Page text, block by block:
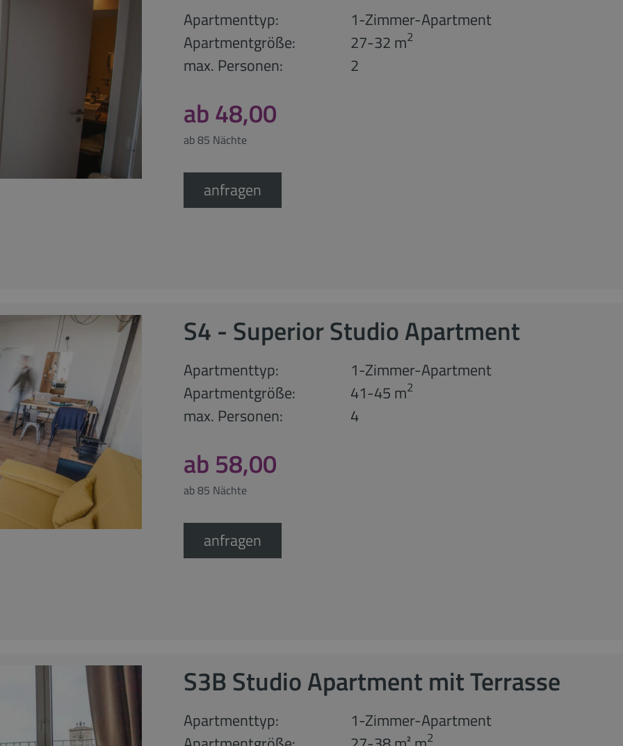
Apartmenttyp:
1-Zimmer-Apartment
Apartmentgröße:
27-32 m2
max. Personen: 2
ab 48,00
ab 85 Nächte
anfragen
S4 - Superior Studio Apartment
Apartmenttyp:
1-Zimmer-Apartment
Apartmentgröße:
41-45 m2
max. Personen: 4
ab 58,00
ab 85 Nächte
anfragen
S3B Studio Apartment mit Terrasse
Apartmenttyp:
1-Zimmer-Apartment
2